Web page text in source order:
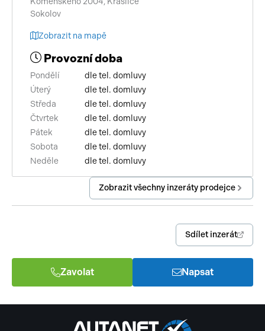
Sokolov
Zobrazit na mapě
Provozní doba
Pondělí
dle tel. domluvy
Úterý
dle tel. domluvy
Středa
dle tel. domluvy
Čtvrtek
dle tel. domluvy
Pátek
dle tel. domluvy
Sobota
dle tel. domluvy
Neděle
dle tel. domluvy
Zobrazit všechny inzeráty prodejce
Sdílet inzerát
Zavolat Napsat